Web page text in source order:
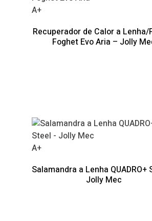
A+
Recuperador de Calor a
Foghet Evo Aria – Jolly
A+
Salamandra a Lenha QUADRO+
Jolly Mec